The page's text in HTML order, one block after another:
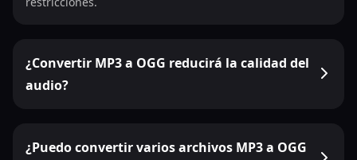
¿Convertir MP3 a OGG reducirá la calidad del
audio?
¿Puedo convertir varios archivos MP3 a OGG